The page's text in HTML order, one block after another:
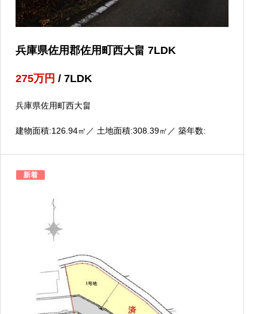
兵庫県佐用郡佐用町西大畠 7LDK
275万円 / 7LDK
兵庫県佐用町西大畠
建物面積:126.94㎡ ／ 土地面積:308.39㎡ ／ 築年数:
新着